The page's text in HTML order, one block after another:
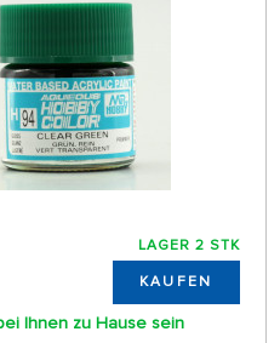
LAGER 2 STK
KAUFEN
Ihnen zu Hause sein